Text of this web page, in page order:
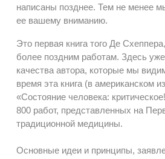
написаны позднее. Тем не менее
ее вашему вниманию.
Это первая книга того Де
более поздним работам. Здесь
качества автора, которые мы
время эта книга (в американском
«Состояние человека:
800 работ, представленных на
традиционной медицины.
Основные идеи и принципы,